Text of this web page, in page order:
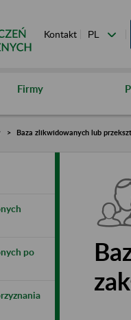
Kontakt
Firmy
Baza zlikwidowanych lub
po